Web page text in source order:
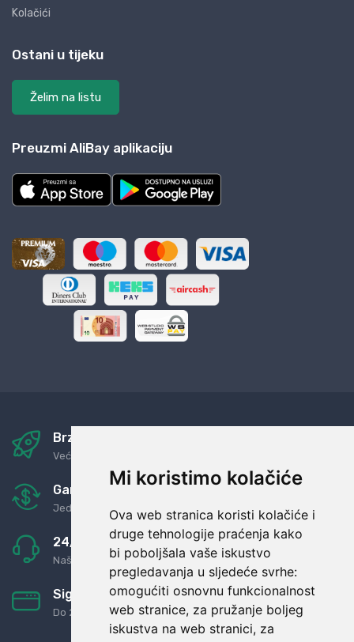
Mi koristimo kolačiće
Ova web stranica koristi kolačiće i
druge tehnologije praćenja kako
bi poboljšala vaše iskustvo
pregledavanja u sljedeće svrhe:
omogućiti osnovnu funkcionalnost
web stranice, za pružanje boljeg
iskustva na web stranici, za
Kolačići
Ostani u tijeku
Želim na listu
Preuzmi AliBay aplikaciju
Brza i sigurna dostava
Već za nekoliko dana kod vas
Garancija u povrat novaca
Jednostavno pravilo: Roba za novac
24/7 odlična podrška
Naši agenti uvijek na raspolaganju
Sigurno obročno plaćanje
Do 24 rata bez kamata